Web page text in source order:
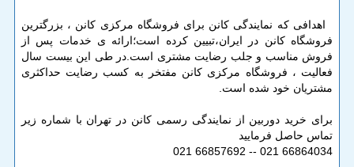
اهدافی که نمایندگی کانن برای فروشگاه مرکزی کانن ، بزرگترین
فروشگاه کانن در ایران،تبیین کرده است؛ارائه ی خدمات پس از
فروش مناسب و جلب رضایت مشتری است.در طی این بیست سال
فعالیت ، فروشگاه مرکزی کانن مفتخر به کسب رضایت حداکثری
مشتریان خود شده است.
برای خرید دوربین از نمایندگی رسمی کانن در تهران با شماره زیر
تماس حاصل فرمایید
66864034 021 -- 66857692 021